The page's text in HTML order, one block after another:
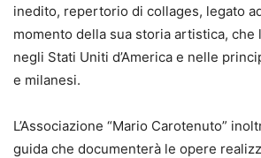
inedito, repertorio di collages, legato
momento della sua storia artistica, che
negli Stati Uniti d’America e nelle
e milanesi.
L’Associazione “Mario Carotenuto”
guida che documenterà le opere